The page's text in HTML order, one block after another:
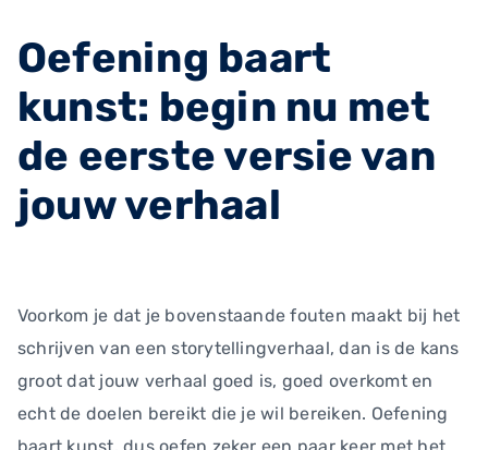
Oefening baart
kunst: begin nu met
de eerste versie van
jouw verhaal
Voorkom je dat je bovenstaande fouten maakt bij het
schrijven van een storytellingverhaal, dan is de kans
groot dat jouw verhaal goed is, goed overkomt en
echt de doelen bereikt die je wil bereiken. Oefening